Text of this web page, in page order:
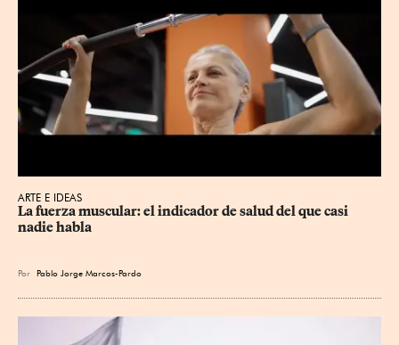
ARTE E IDEAS
La fuerza muscular: el indicador de salud del que casi
nadie habla
Por Pablo Jorge Marcos-Pardo